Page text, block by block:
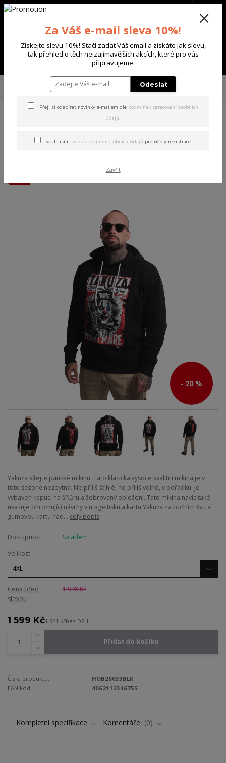
Menu
+420 702 136 620
MIKINY
Yakuza pánská mikina s kapucí Welcome
Hoodie black 4XL
kapucí Welcome Hoodie
- 20 %
Yakuza vítejte pánské mikinu. Tato klasická vysoce kvalitní mikina je v
této sezoně nezbytná. Ne příliš štíhlé, ne příliš volné, v pořádku. Je
vybaven kapucí na šňůru a žebrovaný obložení. Tato mikina navíc také
ukazuje ohromující návrhy vintage tisku a kartu Yakuza na bočním švu a
gumovou kartu nad... celý popis
Dostupnost
Skladem
Velikost
Cena před
slevou
1 998 Kč
1 599 Kč1 321 Kčbez DPH
Přidat do košíku
Číslo produktu:
HOB26033BLK
EAN kód:
4062112346755
Kompletní specifikace Komentáře 0
Za Váš e-mail sleva 10%!
Získejte slevu 10%! Stačí zadat Váš email a ziskáte jak slevu,
tak přehled o těch nejzajímavějších akcích, které pro vás
připravujeme.
Odeslat
Přeji si odebírat novinky e-mailem dle podmínek zpracování osobních
údajů.
Souhlasím se zpracováním osobních údajů pro účely registrace.
Zavřít